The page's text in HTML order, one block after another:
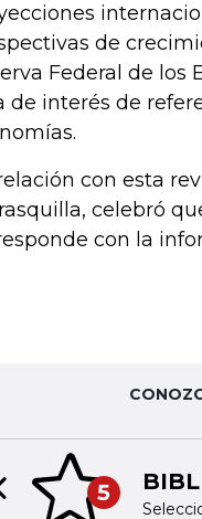
de
Federal de los
de interés de
con esta
celebró
con la
5
slide